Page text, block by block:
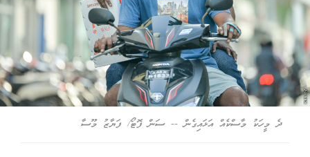
ދެ މީހަކު މާސްކެއް އަޅައިގެން -- ސަން ފޮޓޯ/ ފަޔާޒު މޫސާ